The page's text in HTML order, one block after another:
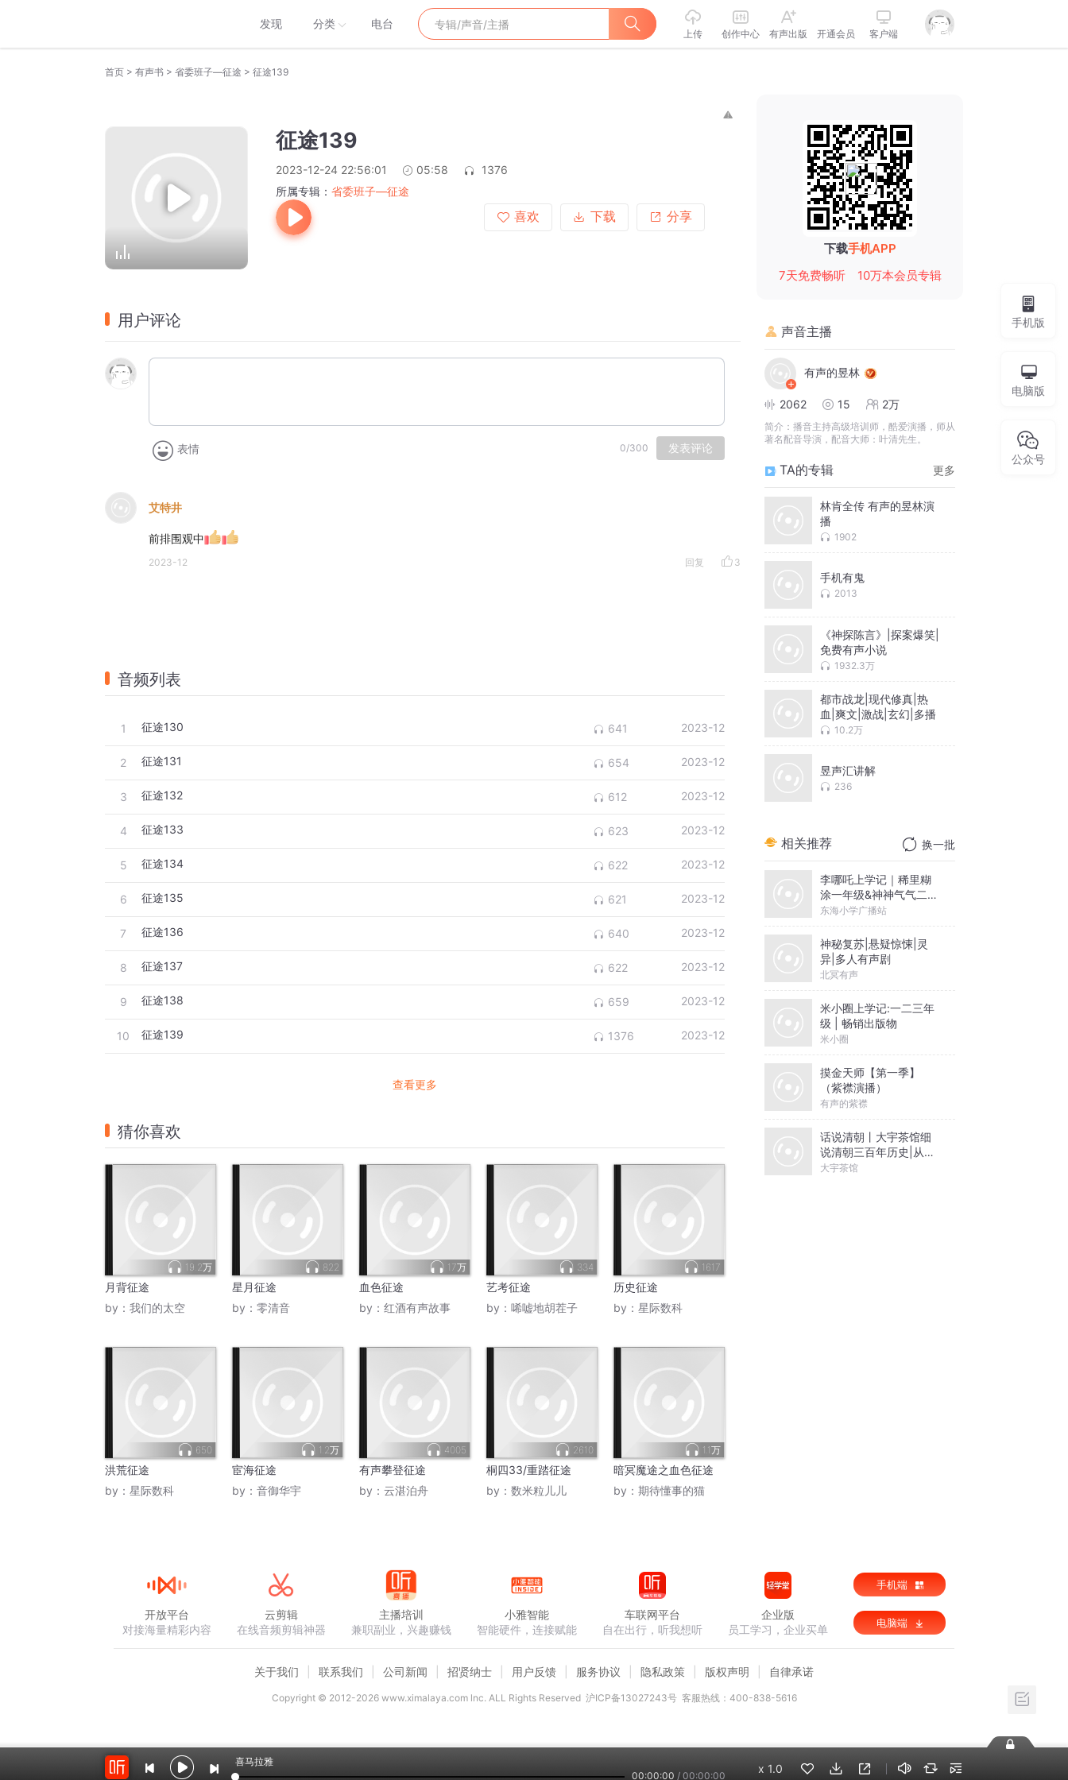
发现 分类 电台
上传 创作中心 有声出版 开通会员 客户端
首页 > 有声书 > 省委班子—征途 > 征途139
征途139
2023-12-24 22:56:01 05:58
1376
所属专辑： 省委班子—征途
喜欢
下载 分享
用户评论
表情 0/300 发表评论
艾特井
前排围观中
2023-12 回复 3
音频列表
1 征途130 641 2023-12
2 征途131 654 2023-12
3 征途132 612 2023-12
4 征途133 623 2023-12
5 征途134 622 2023-12
6 征途135 621 2023-12
7 征途136 640 2023-12
8 征途137 622 2023-12
9 征途138 659 2023-12
10 征途139 1376 2023-12
查看更多
猜你喜欢
19.2万
月背征途
by： 我们的太空
822
星月征途
by： 零清音
17万
血色征途
by： 红酒有声故事
334
艺考征途
by： 唏嘘地胡茬子
1617
历史征途
by： 星际数科
650
洪荒征途
by： 星际数科
1.2万
宦海征途
by： 音御华宇
4005
有声攀登征途
by： 云湛泊舟
2610
桐四33/重踏征途
by： 数米粒儿儿
1.1万
暗冥魔途之血色征途
by： 期待懂事的猫
下载手机APP
7天免费畅听
10万本会员专辑
声音主播
有声的昱林
2062 15 2万
简介： 播音主持高级培训师，酷爱演播，师从
著名配音导演，配音大师：叶清先生。
TA的专辑 更多
林肯全传 有声的昱林演
播
1902
手机有鬼
2013
《神探陈言》|探案爆笑|
免费有声小说
1932.3万
都市战龙|现代修真|热
血|爽文|激战|玄幻|多播
10.2万
昱声汇讲解
236
相关推荐 换一批
李哪吒上学记｜稀里糊
涂一年级&神神气气二年
级
东海小学广播站
神秘复苏|悬疑惊悚|灵
异|多人有声剧
北冥有声
米小圈上学记:一二三年
级 | 畅销出版物
米小圈
摸金天师【第一季】
（紫襟演播）
有声的紫襟
话说清朝丨大宇茶馆细
说清朝三百年历史|从努
尔哈赤到末代皇帝溥仪|
大宇茶馆
手机版
电脑版
公众号
喜马拉雅
00:00:00 / 00:00:00
x 1.0
开放平台
对接海量精彩内容
云剪辑
在线音频剪辑神器
主播培训
兼职副业，兴趣赚钱
小雅智能
智能硬件，连接赋能
车联网平台
自在出行，听我想听
企业版
员工学习，企业买单
手机端
电脑端
关于我们 联系我们 公司新闻 招贤纳士 用户反馈 服务协议 隐私政策 版权声明 自律承诺
Copyright © 2012-2026www.ximalaya.com lnc. ALL Rights Reserved 沪ICP备13027243号 客服热线：400-838-5616